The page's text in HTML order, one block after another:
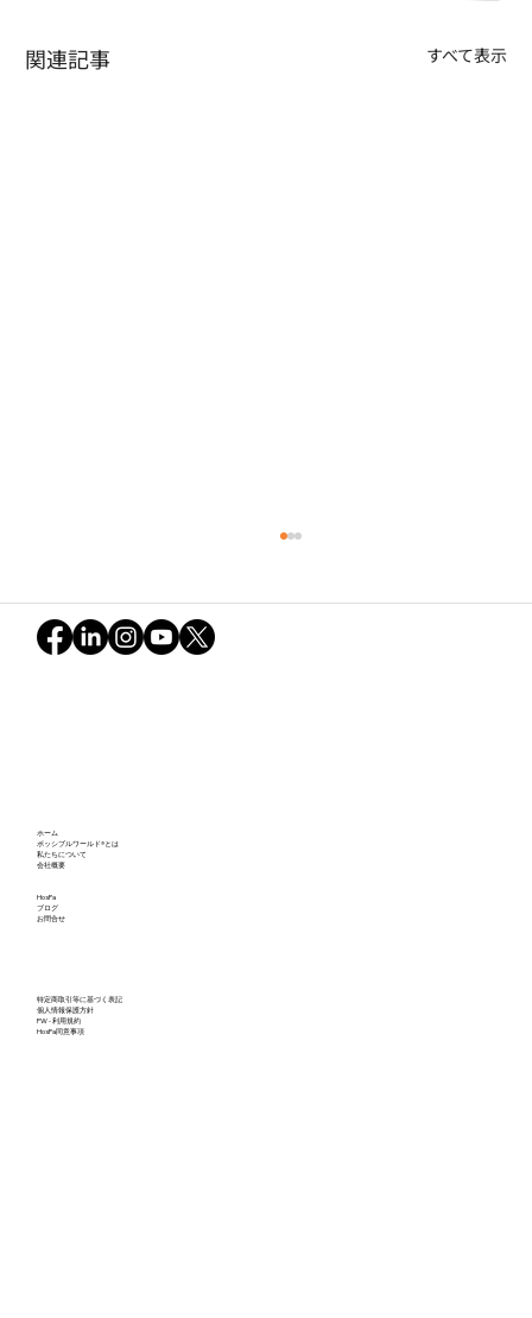
関連記事 すべて表示
の軌跡：ポッシブルワールドが映し出し
ホーム
ポッシブルワールド®とは
私たちについて
会社概要
HosPa
ブログ
お問合せ
特定商取引等に基づく表記
個人情報保護方針
PW - 利用規約
HosPa同意事項